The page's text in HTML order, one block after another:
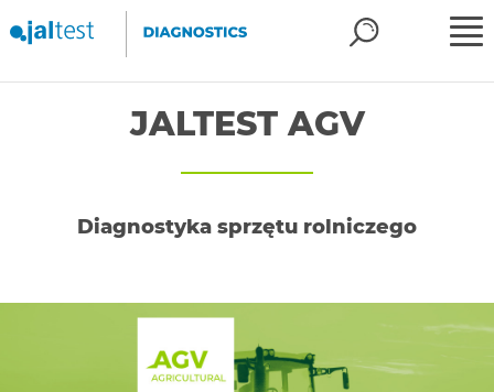
JALTEST AGV
Diagnostyka sprzętu rolniczego